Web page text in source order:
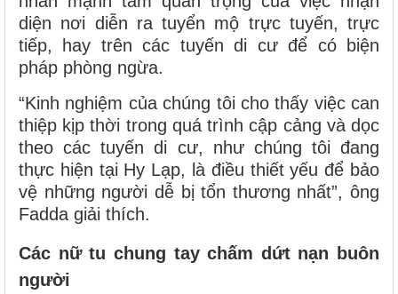
diện nơi diễn ra tuyển mộ trực tuyến, trực
tiếp, hay trên các tuyến di cư để có biện
pháp phòng ngừa.
“Kinh nghiệm của chúng tôi cho thấy việc can
thiệp kịp thời trong quá trình cập cảng và dọc
theo các tuyến di cư, như chúng tôi đang
thực hiện tại Hy Lạp, là điều thiết yếu để bảo
vệ những người dễ bị tổn thương nhất”, ông
Fadda giải thích.
Các nữ tu chung tay chấm dứt nạn buôn
người